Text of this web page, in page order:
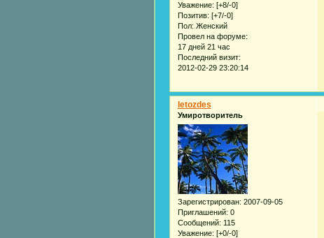
Уважение: [+8/-0]
Позитив: [+7/-0]
Пол: Женский
Провел на форуме:
17 дней 21 час
Последний визит:
2012-02-29 23:20:14
letozdes
Умиротворитель
Зарегистрирован: 2007-09-05
Приглашений: 0
Сообщений: 115
Уважение: [+0/-0]